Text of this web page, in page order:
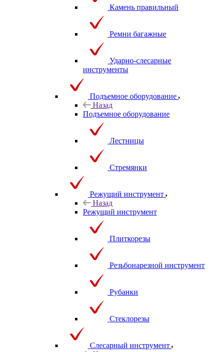
Камень правильный
Ремни багажные
Ударно-слесарные
инструменты
Подъемное оборудование
Назад
Подъемное оборудование
Лестницы
Стремянки
Режущий инструмент
Назад
Режущий инструмент
Плиткорезы
Резьбонарезной инструмент
Рубанки
Стеклорезы
Слесарный инструмент